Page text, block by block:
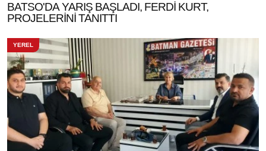
BATSO'DA YARIŞ BAŞLADI, FERDİ KURT,
PROJELERİNİ TANITTI
YEREL